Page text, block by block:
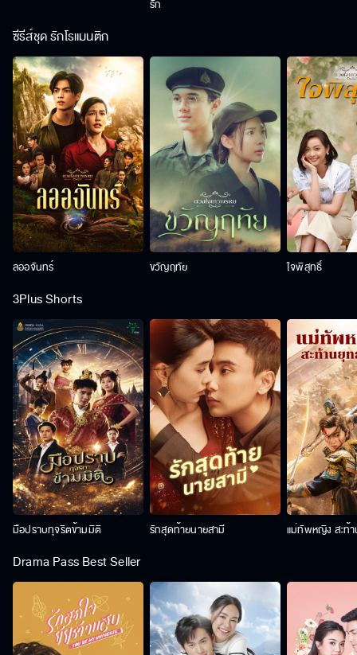
รัก
ซีรีส์ชุด รักโรแมนติก
ลออจันทร์ ขวัญฤทัย ใจพิสุทธิ์
3Plus Shorts
มือปราบทุจริตข้ามมิติ รักสุดท้ายนายสามี แม่ทัพหญิง สะท้
Drama Pass Best Seller